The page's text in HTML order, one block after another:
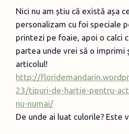
Nici nu am știu că există așa
personalizam cu foi speciale
printezi pe foaie, apoi o calci
partea unde vrei să o imprimi
articolul!
http://
23/tipuri-de-hartie-pentru-
nu-numai/
De unde ai luat culorile? Este